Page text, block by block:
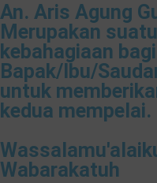
An. Aris Agung
Merupakan
kebahagiaan
Bapak/Ibu/
untuk
kedua mempelai.
Wabarakatuh